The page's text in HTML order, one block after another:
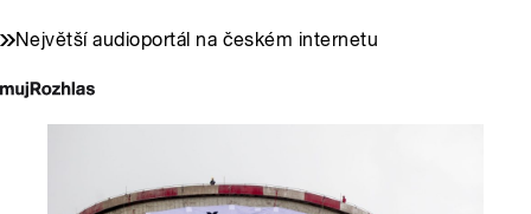
Největší audioportál na českém internetu